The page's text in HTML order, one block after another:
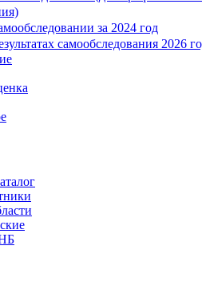
за 2024 год
самообследования 2026